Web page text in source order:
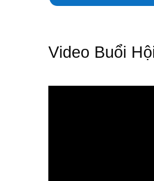
Video Buổi